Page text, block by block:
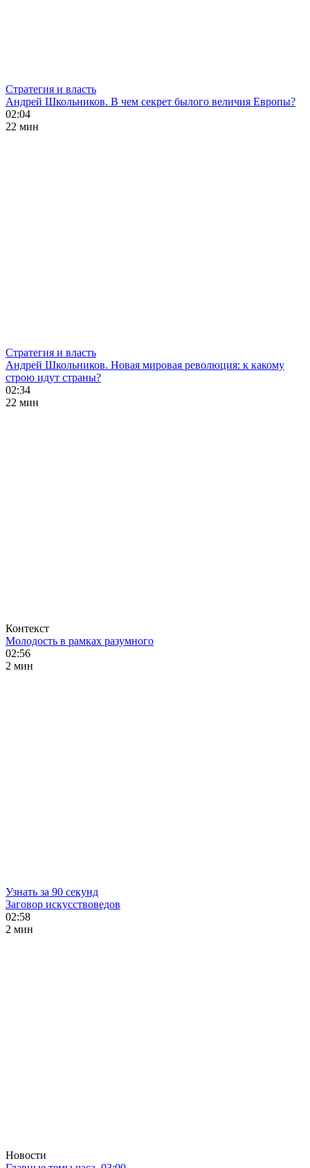
Стратегия и власть
Андрей Школьников. В чем секрет былого величия Европы?
02:04
22 мин
Стратегия и власть
Андрей Школьников. Новая мировая революция: к какому
строю идут страны?
02:34
22 мин
Контекст
Молодость в рамках разумного
02:56
2 мин
Узнать за 90 секунд
Заговор искусствоведов
02:58
2 мин
Новости